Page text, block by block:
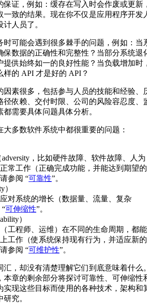
保证，例如：缓存在写入时会作废或更新
一致的结果。现在你不仅是应用程序开发
人员了。
时可能会遇到很多棘手的问题，例如：当
保数据的正确性和完整性？当部分系统退
提供始终如一的良好性能？当负载增加时
的 API 才是好的 API？
因素很多，包括参与人员的技能和经验、
径依赖、交付时限、公司的风险容忍度、
需要具体问题具体分析。
多数软件系统中都很重要的问题：
adversity，比如硬件故障、软件故障、人为
常工作（正确完成功能，并能达到期望的
参阅 “可靠性”。
）
对系统的增长（数据量、流量、复杂
可伸缩性”。
）
工程师、运维）在不同的生命周期，都能
工作（使系统保持现有行为，并适应新的
参阅 “可维护性”。
汇，却没有清楚理解它们到底意味着什么
本章的剩余部分将探讨可靠性、可伸缩性
实现这些目标而使用的各种技术，架构和
究。